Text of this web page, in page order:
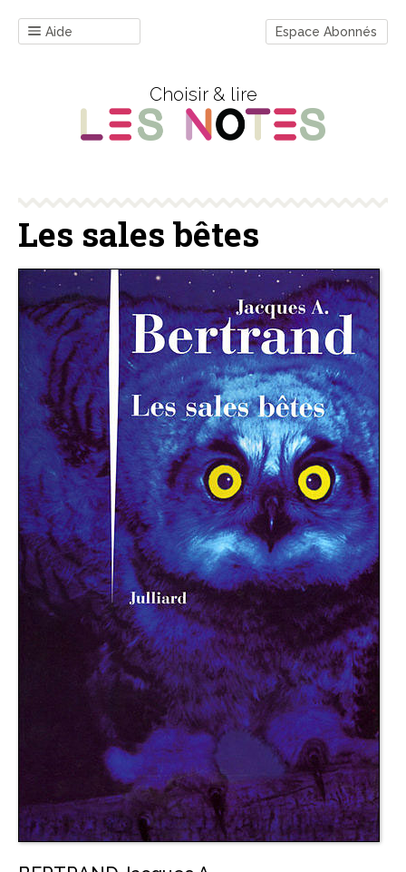
Aide Espace Abonnés
Choisir & lire
Les sales bêtes